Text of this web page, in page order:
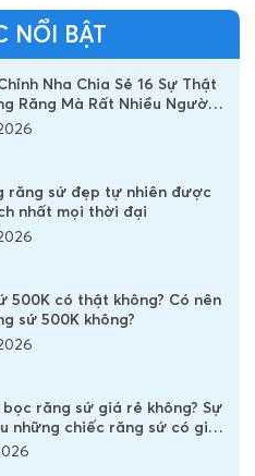
phải nhổ răng không?
niềng răng có hết không?